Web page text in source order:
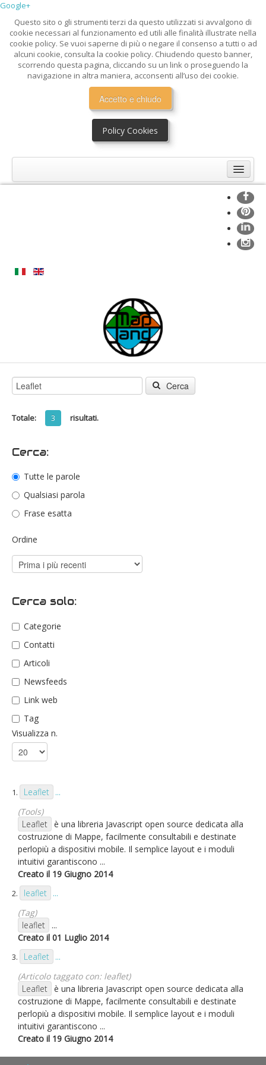
Google+
Questo sito o gli strumenti terzi da questo utilizzati si avvalgono di
cookie necessari al funzionamento ed utili alle finalità illustrate nella
cookie policy. Se vuoi saperne di più o negare il consenso a tutti o ad
alcuni cookie, consulta la cookie policy. Chiudendo questo banner,
scorrendo questa pagina, cliccando su un link o proseguendo la
navigazione in altra maniera, acconsenti all’uso dei cookie.
Accetto e chiudo
Policy Cookies
Cerca
Totale: 3 risultati.
Cerca:
Tutte le parole
Qualsiasi parola
Frase esatta
Ordine
Cerca solo:
Categorie
Contatti
Articoli
Newsfeeds
Link web
Tag
Visualizza n.
1. Leaflet ...
(Tools)
Leaflet è una libreria Javascript open source dedicata alla
costruzione di Mappe, facilmente consultabili e destinate
perlopiù a dispositivi mobile. Il semplice layout e i moduli
intuitivi garantiscono ...
Creato il 19 Giugno 2014
2. leaflet ...
(Tag)
leaflet
...
Creato il 01 Luglio 2014
3. Leaflet ...
(Articolo taggato con: leaflet)
Leaflet è una libreria Javascript open source dedicata alla
costruzione di Mappe, facilmente consultabili e destinate
perlopiù a dispositivi mobile. Il semplice layout e i moduli
intuitivi garantiscono ...
Creato il 19 Giugno 2014